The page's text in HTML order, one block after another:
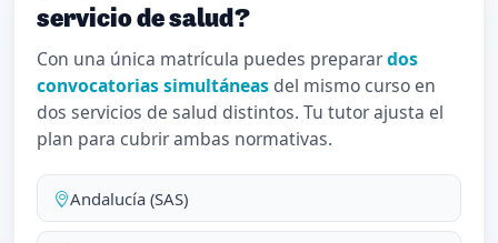
servicio de salud?
Con una única matrícula puedes preparardos
convocatorias simultáneas del mismo curso en
dos servicios de salud distintos. Tu tutor ajusta el
plan para cubrir ambas normativas.
Andalucía (SAS)